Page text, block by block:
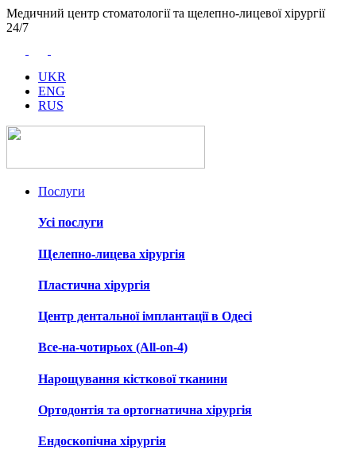
Медичний центр стоматології та щелепно-лицевої хірургії
24/7
UKR
ENG
RUS
Послуги
Усі послуги
Щелепно-лицева хірургія
Пластична хірургія
Центр дентальної імплантації в Одесі
Все-на-чотирьох (All-on-4)
Нарощування кісткової тканини
Ортодонтія та ортогнатична хірургія
Ендоскопічна хірургія